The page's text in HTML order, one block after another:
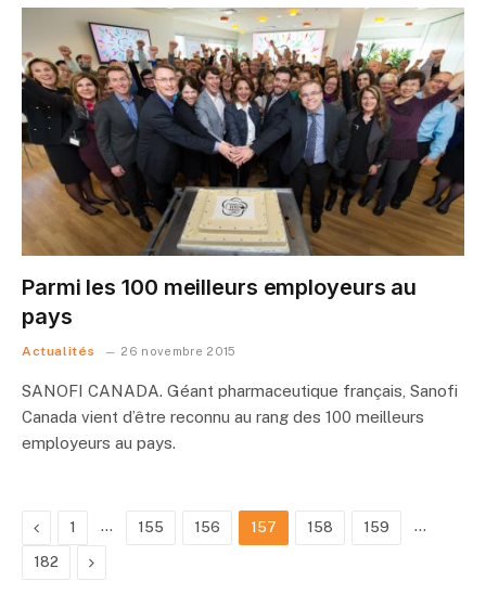
Parmi les 100 meilleurs employeurs au
pays
Actualités 26 novembre 2015
SANOFI CANADA. Géant pharmaceutique français, Sanofi
Canada vient d’être reconnu au rang des 100 meilleurs
employeurs au pays.
Previous
1 … 155 156 157 158 159 …
182 Next